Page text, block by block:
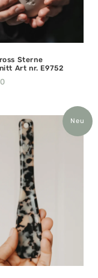
Sterne
Art nr. E9752
Neu